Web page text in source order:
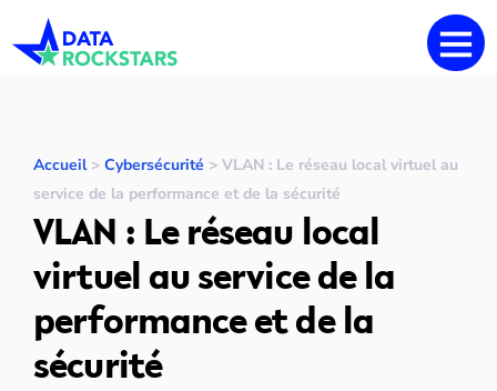
Accueil>Cybersécurité >VLAN : Le réseau local virtuel au
service de la performance et de la sécurité
VLAN : Le réseau local
virtuel au service de la
performance et de la
sécurité